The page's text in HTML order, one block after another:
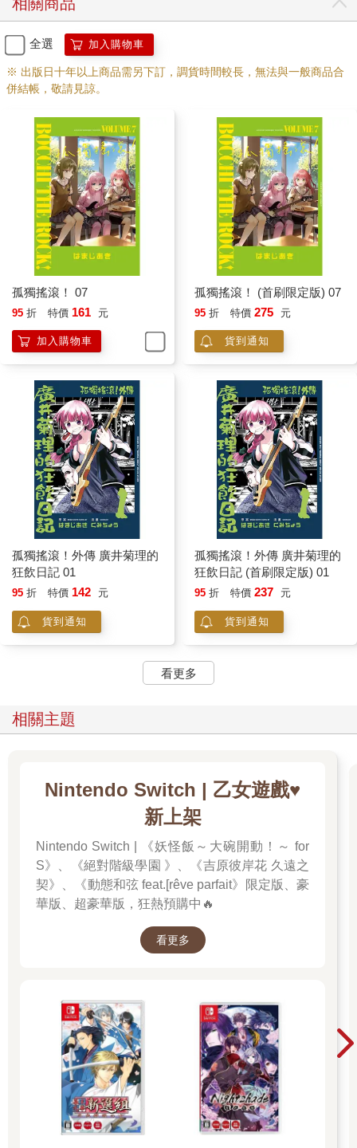
全選 加入購物車
※ 出版日十年以上商品需另下訂，調貨時間較長，無法與一般商品合
併結帳，敬請見諒。
孤獨搖滾！ 07
95 折 特價 161 元
加入購物車
孤獨搖滾！ (首刷限定版) 07
95 折 特價 275 元
貨到通知
孤獨搖滾！外傳 廣井菊理的
狂飲日記 01
95 折 特價 142 元
貨到通知
孤獨搖滾！外傳 廣井菊理的
狂飲日記 (首刷限定版) 01
95 折 特價 237 元
貨到通知
看更多
相關主題
Nintendo Switch | 乙女遊戲♥️
新上架
Nintendo Switch | 《妖怪飯～大碗開動！～ for
S》、《絕對階級學園 》、《吉原彼岸花 久遠之
契》、《動態和弦 feat.[rêve parfait》限定版、豪
華版、超豪華版，狂熱預購中🔥
看更多